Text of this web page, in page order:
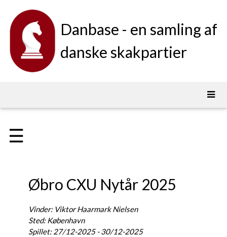
Danbase - en samling af
danske skakpartier
☰
Øbro CXU Nytår 2025
Vinder: Viktor Haarmark Nielsen
Sted: København
Spillet: 27/12-2025 - 30/12-2025